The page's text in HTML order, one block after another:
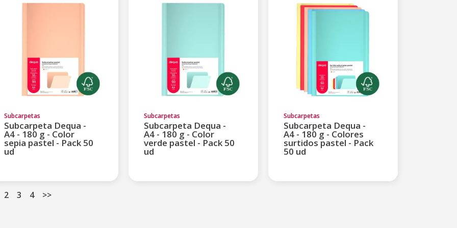
Subcarpetas
Subcarpeta Dequa -
A4 - 180 g - Color
sepia pastel - Pack 50
ud
Subcarpetas
Subcarpeta Dequa -
A4 - 180 g - Color
verde pastel - Pack 50
ud
Subcarpetas
Subcarpeta Dequa -
A4 - 180 g - Colores
surtidos pastel - Pack
50 ud
2 3 4 >>